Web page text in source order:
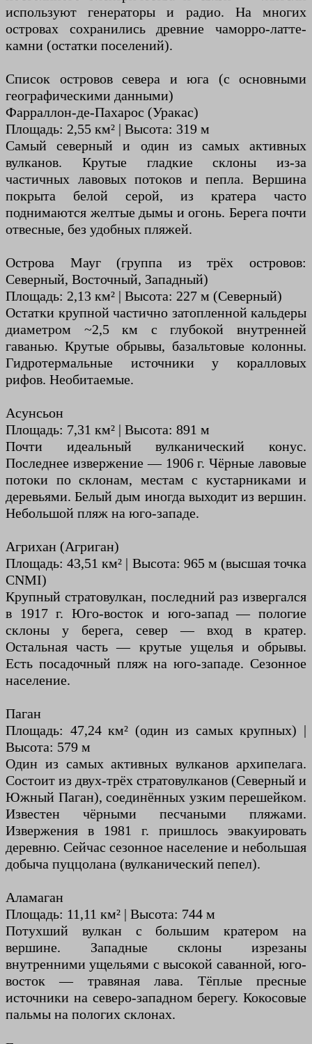
используют генераторы и радио. На многих
островах сохранились древние чаморро-латте-
камни (остатки поселений).
Список островов севера и юга (с основными
географическими данными)
Фарраллон-де-Пахарос (Уракас)
Площадь: 2,55 км² | Высота: 319 м
Самый северный и один из самых активных
вулканов. Крутые гладкие склоны из-за
частичных лавовых потоков и пепла. Вершина
покрыта белой серой, из кратера часто
поднимаются желтые дымы и огонь. Берега почти
отвесные, без удобных пляжей.
Острова Мауг (группа из трёх островов:
Северный, Восточный, Западный)
Площадь: 2,13 км² | Высота: 227 м (Северный)
Остатки крупной частично затопленной кальдеры
диаметром ~2,5 км с глубокой внутренней
гаванью. Крутые обрывы, базальтовые колонны.
Гидротермальные источники у коралловых
рифов. Необитаемые.
Асунсьон
Площадь: 7,31 км² | Высота: 891 м
Почти идеальный вулканический конус.
Последнее извержение — 1906 г. Чёрные лавовые
потоки по склонам, местам с кустарниками и
деревьями. Белый дым иногда выходит из вершин.
Небольшой пляж на юго-западе.
Агрихан (Агриган)
Площадь: 43,51 км² | Высота: 965 м (высшая точка
CNMI)
Крупный стратовулкан, последний раз извергался
в 1917 г. Юго-восток и юго-запад — пологие
склоны у берега, север — вход в кратер.
Остальная часть — крутые ущелья и обрывы.
Есть посадочный пляж на юго-западе. Сезонное
население.
Паган
Площадь: 47,24 км² (один из самых крупных) |
Высота: 579 м
Один из самых активных вулканов архипелага.
Состоит из двух-трёх стратовулканов (Северный и
Южный Паган), соединённых узким перешейком.
Известен чёрными песчаными пляжами.
Извержения в 1981 г. пришлось эвакуировать
деревню. Сейчас сезонное население и небольшая
добыча пуццолана (вулканический пепел).
Аламаган
Площадь: 11,11 км² | Высота: 744 м
Потухший вулкан с большим кратером на
вершине. Западные склоны изрезаны
внутренними ущельями с высокой саванной, юго-
восток — травяная лава. Тёплые пресные
источники на северо-западном берегу. Кокосовые
пальмы на пологих склонах.